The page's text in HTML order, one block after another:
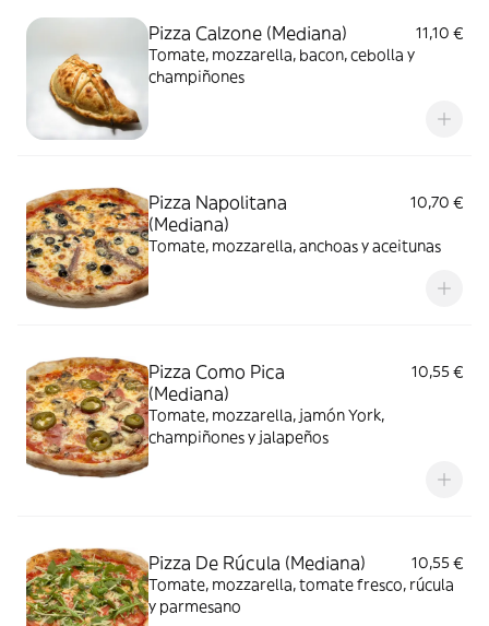
Pizza Calzone (Mediana)
11,10 €
Tomate, mozzarella, bacon, cebolla y
champiñones
Pizza Napolitana
(Mediana)
10,70 €
Tomate, mozzarella, anchoas y aceitunas
Pizza Como Pica
(Mediana)
10,55 €
Tomate, mozzarella, jamón York,
champiñones y jalapeños
Pizza De Rúcula (Mediana)
10,55 €
Tomate, mozzarella, tomate fresco, rúcula
y parmesano